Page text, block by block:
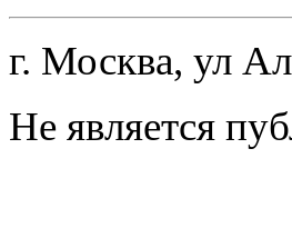
г. Москва, ул
Не является